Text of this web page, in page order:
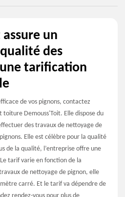
un
des
tarification
de vos pignons, contactez
toiture Demouss'Toit. Elle dispose du
des travaux de nettoyage de
Elle est célèbre pour la qualité
de la qualité, l’entreprise offre une
tarif varie en fonction de la
de nettoyage de pignon, elle
carré. Et le tarif va dépendre de